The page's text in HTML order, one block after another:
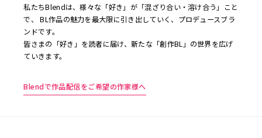
私たちBlendは、様々な「好き」が「混ざり合い・溶け合う」こと
で、 BL作品の魅力を最大限に引き出していく、プロデュースブラ
ンドです。
皆さまの「好き」を読者に届け、新たな「創作BL」の世界を広げ
ていきます。
Blendで作品配信をご希望の作家様へ